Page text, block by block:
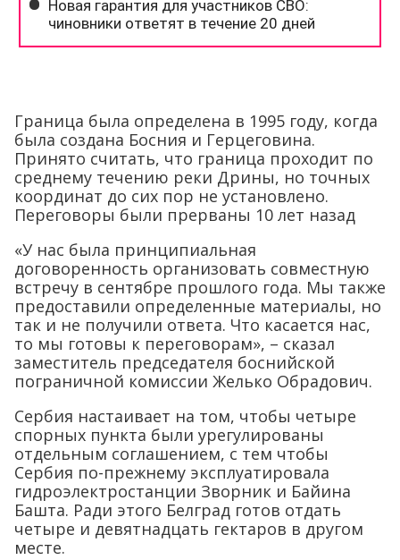
Граница была определена в 1995 году, когда
была создана Босния и Герцеговина.
Принято считать, что граница проходит по
среднему течению реки Дрины, но точных
координат до сих пор не установлено.
Переговоры были прерваны 10 лет назад
«У нас была принципиальная
договоренность организовать совместную
встречу в сентябре прошлого года. Мы также
предоставили определенные материалы, но
так и не получили ответа. Что касается нас,
то мы готовы к переговорам», – сказал
заместитель председателя боснийской
пограничной комиссии Желько Обрадович.
Сербия настаивает на том, чтобы четыре
спорных пункта были урегулированы
отдельным соглашением, с тем чтобы
Сербия по-прежнему эксплуатировала
гидроэлектростанции Зворник и Байина
Башта. Ради этого Белград готов отдать
четыре и девятнадцать гектаров в другом
месте.